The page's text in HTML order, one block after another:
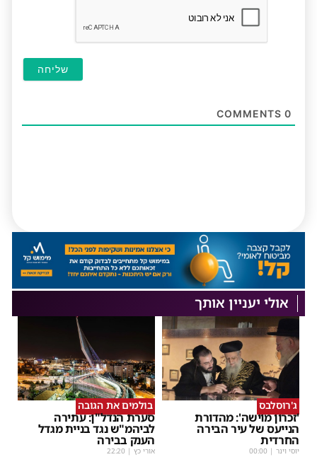
0
אולי יעניין אותך
ג'רוסלבס
'זכרון מוישה': מהדורת
הנייעס של עיר הבירה
החרדית
יוסי וינר |
00:00
בולמים את הגובה
סערת הנדל"ן: עתירה
לביהמ"ש נגד בניית מגדל
הענק בבירה
אורי כץ |
22:20